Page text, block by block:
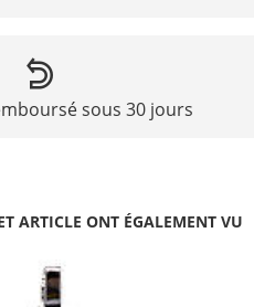
sous 30 jours
ARTICLE ONT ÉGALEMENT VU